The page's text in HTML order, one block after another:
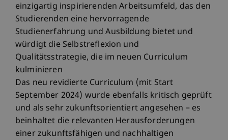
einzigartig inspirierenden Arbeitsumfeld, das den
Studierenden eine hervorragende
Studienerfahrung und Ausbildung bietet und
würdigt die Selbstreflexion und
Qualitätsstrategie, die im neuen Curriculum
kulminieren
Das neu revidierte Curriculum (mit Start
September 2024) wurde ebenfalls kritisch geprüft
und als sehr zukunftsorientiert angesehen – es
beinhaltet die relevanten Herausforderungen
einer zukunftsfähigen und nachhaltigen